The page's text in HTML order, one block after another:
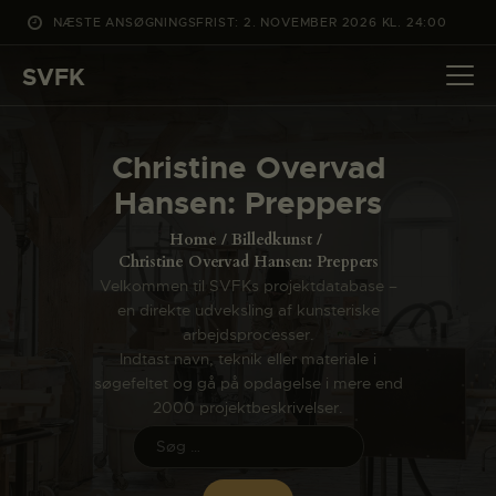
NÆSTE ANSØGNINGSFRIST: 2. NOVEMBER 2026 KL. 24:00
SVFK
Christine Overvad
Hansen: Preppers
Home
Billedkunst
Christine Overvad Hansen: Preppers
Velkommen til SVFKs projektdatabase –
en direkte udveksling af kunsteriske
arbejdsprocesser.
Indtast navn, teknik eller materiale i
søgefeltet og gå på opdagelse i mere end
2000 projektbeskrivelser.
DET SKER
PROJEKTER
ANSØG
OM SVFK
ENGLISH